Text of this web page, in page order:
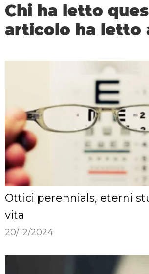
Chi ha letto
articolo ha letto
Ottici perennials, eterni
vita
20/12/2024